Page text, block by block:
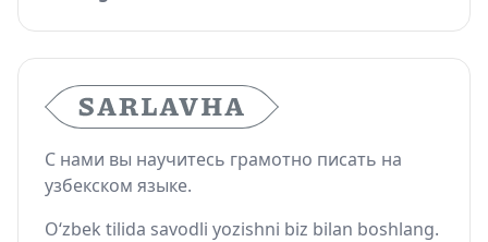
С нами вы научитесь грамотно писать на
узбекском языке.
O‘zbek tilida savodli yozishni biz bilan boshlang.